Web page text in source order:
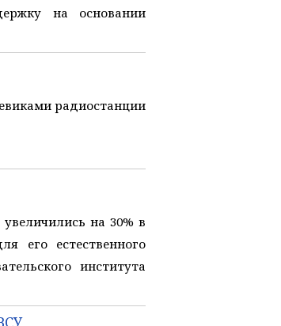
на основании
радиостанции
на 30% в
его естественного
института